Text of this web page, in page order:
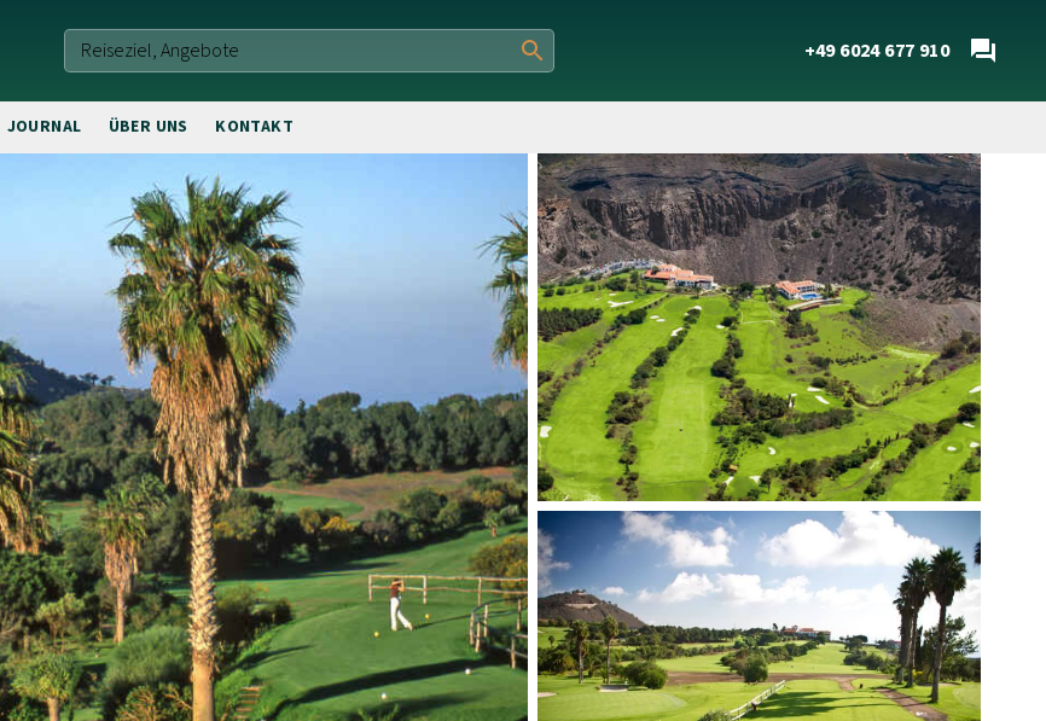
+49 6024 677 910
JOURNAL ÜBER UNS KONTAKT